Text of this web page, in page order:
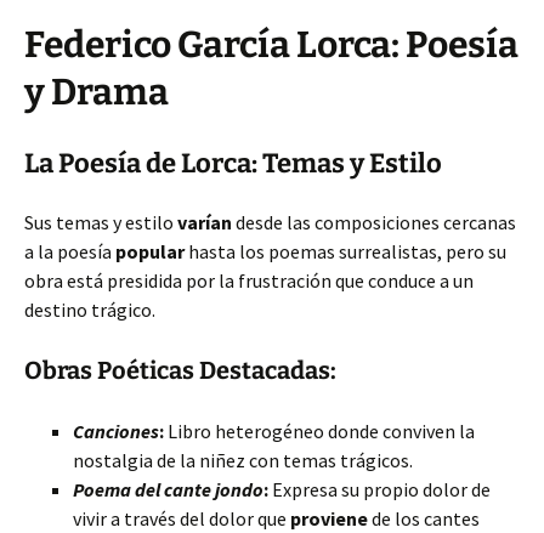
Federico García Lorca: Poesía
y Drama
La Poesía de Lorca: Temas y Estilo
Sus temas y estilo varían desde las composiciones cercanas
a la poesía popularhasta los poemas surrealistas, pero su
obra está presidida por la frustración que conduce a un
destino trágico.
Obras Poéticas Destacadas:
Canciones: Libro heterogéneo donde conviven la
nostalgia de la niñez con temas trágicos.
Poema del cante jondo: Expresa su propio dolor de
vivir a través del dolor que provienede los cantes